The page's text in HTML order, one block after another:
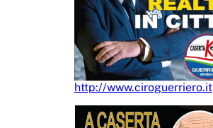
http://www.ciroguerriero.it